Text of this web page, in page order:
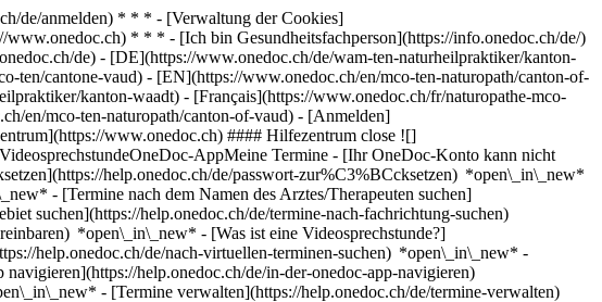
de/anmelden) * * * - [Verwaltung der Cookies]
* * * - [Ich bin Gesundheitsfachperson](https://info.onedoc.ch/de/)
de) - [DE](https://www.onedoc.ch/de/wam-ten-naturheilpraktiker/kanton-
ten/cantone-vaud) - [EN](https://www.onedoc.ch/en/mco-ten-naturopath/canton-of-
kanton-waadt) - [Français](https://www.onedoc.ch/fr/naturopathe-mco-
en/mco-ten-naturopath/canton-of-vaud) - [Anmelden]
www.onedoc.ch) #### Hilfezentrum close ![]
AppMeine Termine - [Ihr OneDoc-Konto kann nicht
help.onedoc.ch/de/passwort-zur%C3%BCcksetzen) *open\_in\_new*
- [Termine nach dem Namen des Arztes/Therapeuten suchen]
suchen](https://help.onedoc.ch/de/termine-nach-fachrichtung-suchen)
*open\_in\_new* - [Was ist eine Videosprechstunde?]
help.onedoc.ch/de/nach-virtuellen-terminen-suchen) *open\_in\_new* -
help.onedoc.ch/de/in-der-onedoc-app-navigieren)
- [Termine verwalten](https://help.onedoc.ch/de/termine-verwalten) *open\_in\_new* - [Termine absagen](https://help.onedoc.ch/de/online-gebuchte-termine-absagen) *open\_in\_new* - [Ich erhalte keine Terminbestätigung](https://help.onedoc.ch/de/ich-erhalte-keine-terminbest%C3%A4tigung) *open\_in\_new* [Alle unsere Artikel anzeigen *open\_in\_new*](https://help.onedoc.ch/de/) close ## Ihre Suche bearbeiten ![Haus mit Pluszeichen, das anzeigt, dass eine Konsultation vor Ort möglich ist](https://www.onedoc.ch/assets/images/icons/on-site.svg) Vor Ort ![Kamera mit Play-Symbol, die anzeigt, dass eine Konsultation per Video aus der Ferne möglich ist](https://www.onedoc.ch/assets/images/icons/remote.svg) Virtuell Suche #### Fachrichtung #### Gesundheitsfachperson #### Einrichtung edit WAM/TEN Naturheilpraktiker im Kanton Waadt tune Filter Neue Patienten*keyboard\_arrow\_down* - Zugelassen*check\_circle* Gesprochene Sprachen*keyboard\_arrow\_down* - Arabisch*check\_circle* - Deutsch*check\_circle* - Englisch*check\_circle* - Französisch*check\_circle* - Hindi*check\_circle* - Italienisch*check\_circle* - Portugiesisch*check\_circle* - Russisch*check\_circle* - Sanskrit*check\_circle* - Serbisch*check\_circle* - Spanisch*check\_circle* Geschlecht*keyboard\_arrow\_down* - Weiblich*check\_circle* - Männlich*check\_circle* Netzwerk*keyboard\_arrow\_down* - ASCA*check\_circle* - EMR*check\_circle* - NVS*check\_circle* - APTN*check\_circle* Verfügbarkeit*keyboard\_arrow\_down* - Heute*check\_circle* - In den nächsten 3 Tagen*check\_circle* - In den nächsten 7 Tagen*check\_circle* - In den nächsten 14 Tagen*check\_circle* # WAM/TEN Naturheilpraktiker im Kanton Waadt: Buchen Sie heute Ihren Termin online [![Frau Lina Hamayed, WAM/TEN Naturheilpraktikerin in Lausanne](https://assets.onedoc.ch/images/users/37587f923f7451b9c661c929d032f16e74d05afd9f885fc625e099c65d272ba1-small.jpg "Frau Lina Hamayed, WAM/TEN Naturheilpraktikerin in Lausanne")](https://www.onedoc.ch/de/wam-ten-naturheilpraktikerin/lausanne/pcz6n/lina-hamayed) ### [Frau Lina Hamayed](https://www.onedoc.ch/de/wam-ten-naturheilpraktikerin/lausanne/pcz6n/lina-hamayed) ![Abzeichen, das ein verifiziertes Profil kennzeichnet](https://www.onedoc.ch/assets/images/icons/checkmark.svg) [WAM/TEN Naturheilpraktikerin](https://www.onedoc.ch/de/wam-ten-naturheilpraktiker/lausanne) Cabinet de Lina Hamayed Avenue Louis-Ruchonnet 57 1003 Lausanne ![Frau Lina Hamayed ist bei ASCA angeschlossen](https://assets.onedoc.ch/images/networks/logos/496d325fd4282f2f0a46197dd629fd16fcd2d324839e441a2a65aaa74df08a15-small.png)![Frau Lina Hamayed ist bei EMR angeschlossen](https://assets.onedoc.ch/images/networks/logos/a202aabd14cdddb5ff03205af2481fb805645ff903773c55a6c572d22f23762e-small.png) ![Patient mit Pluszeichen, der anzeigt, dass neue Patienten angenommen werden](https://www.onedoc.ch/assets/images/icons/new-patients.svg)Akzeptiert neue Patienten [Termin buchen](https://www.onedoc.ch/de/wam-ten-naturheilpraktikerin/lausanne/pcz6n/lina-hamayed) *chevron\_left* Mo. 03 Aug. *chevron\_right* Mehr Termine anzeigen *error\_outline* Beim Laden der Verfügbarkeiten ist ein Fehler aufgetreten [Erneut versuchen](https://www.onedoc.ch) [![Frau Sangeeta Ambavat, Ayurveda Pflanzen Therapeutin in Nyon](https://assets.onedoc.ch/images/users/eaaeb9396c5a8f8dadda6f13cbed975cacf98267e538c3b137d1146ee1806f88-small.png "Frau Sangeeta Ambavat, Ayurveda Pflanzen Therapeutin in Nyon")](https://www.onedoc.ch/de/ayurveda-pflanzen-therapeutin/nyon/pc3nd/sangeeta-ambavat) ### [Frau Sangeeta Ambavat](https://www.onedoc.ch/de/ayurveda-pflanzen-therapeutin/nyon/pc3nd/sangeeta-ambavat) ![Abzeichen, das ein verifiziertes Profil kennzeichnet](https://www.onedoc.ch/assets/images/icons/checkmark.svg) [Ayurveda Pflanzen Therapeutin](https://www.onedoc.ch/de/ayurveda-pflanzentherapeut/nyon), [WAM/TEN Naturheilpraktikerin](https://www.onedoc.ch/de/wam-ten-naturheilpraktiker/nyon) Cabinet Ayubliss Nyon Place de la Gare 1 1260 Nyon ![Frau Sangeeta Ambavat ist bei ASCA angeschlossen](https://assets.onedoc.ch/images/networks/logos/496d325fd4282f2f0a46197dd629fd16fcd2d324839e441a2a65aaa74df08a15-small.png)![Frau Sangeeta Ambavat ist bei EMR angeschlossen](https://assets.onedoc.ch/images/networks/logos/a202aabd14cdddb5ff03205af2481fb805645ff903773c55a6c572d22f23762e-small.png) ![Patient mit Pluszeichen, der anzeigt, dass neue Patienten angenommen werden](https://www.onedoc.ch/assets/images/icons/new-patients.svg)Akzeptiert neue Patienten [Termin buchen](https://www.onedoc.ch/de/ayurveda-pflanzen-therapeutin/nyon/pc3nd/sangeeta-ambavat) *chevron\_left* Mo. 03 Aug. *chevron\_right* Mehr Termine anzeigen *error\_outline* Beim Laden der Verfügbarkeiten ist ein Fehler aufgetreten [Erneut versuchen](https://www.onedoc.ch) [![Frau Angela Patricot, WAM/TEN Naturheilpraktikerin in Lausanne](https://assets.onedoc.ch/images/users/04a40a9aee66e5ca4cc1e84236619b4043c45eb692bfe0729f81d6666949e39d-small.png "Frau Angela Patricot, WAM/TEN Naturheilpraktikerin in Lausanne")](https://www.onedoc.ch/de/wam-ten-naturheilpraktikerin/lausanne/pcsnm/angela-patricot) ### [Frau Angela Patricot](https://www.onedoc.ch/de/wam-ten-naturheilpraktikerin/lausanne/pcsnm/angela-patricot) ![Abzeichen, das ein verifiziertes Profil kennzeichnet](https://www.onedoc.ch/assets/images/icons/checkmark.svg) [WAM/TEN Naturheilpraktikerin](https://www.onedoc.ch/de/wam-ten-naturheilpraktiker/lausanne) Cabinet de naturopathie Chemin des Croix-Rouges 2 1007 Lausanne ![Frau Angela Patricot ist bei ASCA angeschlossen](https://assets.onedoc.ch/images/networks/logos/496d325fd4282f2f0a46197dd629fd16fcd2d324839e441a2a65aaa74df08a15-small.png)![Frau Angela Patricot ist bei EMR angeschlossen](https://assets.onedoc.ch/images/networks/logos/a202aabd14cdddb5ff03205af2481fb805645ff903773c55a6c572d22f23762e-small.png) ![Patient mit Pluszeichen, der anzeigt, dass neue Patienten angenommen werden](https://www.onedoc.ch/assets/images/icons/new-patients.svg)Akzeptiert neue Patienten [Termin buchen](https://www.onedoc.ch/de/wam-ten-naturheilpraktikerin/lausanne/pcsnm/angela-patricot) *chevron\_left* Mo. 03 Aug. *chevron\_right* Mehr Termine anzeigen *error\_outline* Beim Laden der Verfügbarkeiten ist ein Fehler aufgetreten [Erneut versuchen](https://www.onedoc.ch) [![Frau Sonia Foglietta-Schopfer, WAM/TEN Naturheilpraktikerin mit staatlicher Anerkennung in Prilly](https://assets.onedoc.ch/images/users/79d872fa1338b135675ebb654475e799fda0cc82ffbc901473272f95e5c510e3-small.jpg "Frau Sonia Foglietta-Schopfer, WAM/TEN Naturheilpraktikerin mit staatlicher Anerkennung in Prilly")](https://www.onedoc.ch/de/wam-ten-naturheilpraktikerin-mit-staatlicher-anerkennung/prilly/pcv1h/sonia-foglietta-schopfer) ### [Frau Sonia Foglietta-Schopfer](https://www.onedoc.ch/de/wam-ten-naturheilpraktikerin-mit-staatlicher-anerkennung/prilly/pcv1h/sonia-foglietta-schopfer) ![Abzeichen, das ein verifiziertes Profil kennzeichnet](https://www.onedoc.ch/assets/images/icons/checkmark.svg) [WAM/TEN Naturheilpraktikerin mit staatlicher Anerkennung](https://www.onedoc.ch/de/wam-ten-naturheilpraktiker-mit-staatlicher-anerkennung/prilly), [WAM/TEN Naturheilpraktikerin](https://www.onedoc.ch/de/wam-ten-naturheilpraktiker/prilly) Cabinet de Mme Foglietta-Schopfer Route de Cossonay 28B 1008 Prilly ![Frau Sonia Foglietta-Schopfer ist bei ASCA angeschlossen](https://assets.onedoc.ch/images/networks/logos/496d325fd4282f2f0a46197dd629fd16fcd2d324839e441a2a65aaa74df08a15-small.png)![Frau Sonia Foglietta-Schopfer ist bei EMR angeschlossen](https://assets.onedoc.ch/images/networks/logos/a202aabd14cdddb5ff03205af2481fb805645ff903773c55a6c572d22f23762e-small.png)![Frau Sonia Foglietta-Schopfer ist bei NVS angeschlossen](https://assets.onedoc.ch/images/networks/logos/9a2241fd4e36c4b6fa68d6b2b5a7d8e03f1311a3e91f86936a143e15035d5cb6-small.png) ![Patient mit Pluszeichen, der anzeigt, dass neue Patienten angenommen werden](https://www.onedoc.ch/assets/images/icons/new-patients.svg)Akzeptiert neue Patienten [Termin buchen](https://www.onedoc.ch/de/wam-ten-naturheilpraktikerin-mit-staatlicher-anerkennung/prilly/pcv1h/sonia-foglietta-schopfer) *chevron\_left* Mo. 03 Aug. *chevron\_right* Mehr Termine anzeigen *error\_outline* Beim Laden der Verfügbarkeiten ist ein Fehler aufgetreten [Erneut versuchen](https://www.onedoc.ch) [![Frau Christine Dennis, WAM/TEN Naturheilpraktikerin mit staatlicher Anerkennung in Founex](https://assets.onedoc.ch/images/users/d8423d287cc88bf8cdfc1f219d684e92a4839c0ce4793ad53e29c6ac6a1a378d-small.png "Frau Christine Dennis, WAM/TEN Naturheilpraktikerin mit staatlicher Anerkennung in Founex")](https://www.onedoc.ch/de/wam-ten-naturheilpraktikerin-mit-staatlicher-anerkennung/founex/pct3e/christine-dennis) ### [Frau Christine Dennis](https://www.onedoc.ch/de/wam-ten-naturheilpraktikerin-mit-staatlicher-anerkennung/founex/pct3e/christine-dennis) ![Abzeichen, das ein verifiziertes Profil kennzeichnet](https://www.onedoc.ch/assets/images/icons/checkmark.svg) [WAM/TEN Naturheilpraktikerin mit staatlicher Anerkennung](https://www.onedoc.ch/de/wam-ten-naturheilpraktiker-mit-staatlicher-anerkennung/founex), [WAM/TEN Naturheilpraktikerin](https://www.onedoc.ch/de/wam-ten-naturheilpraktiker/founex) Cabinet de Christine Dennis | Dynamic Nature Chemin des Grandes Vignes 11 1297 Founex ![Frau Christine Dennis ist bei EMR angeschlossen](https://assets.onedoc.ch/images/networks/logos/a202aabd14cdddb5ff03205af2481fb805645ff903773c55a6c572d22f23762e-small.png)![Frau Christine Dennis ist bei APTN angeschlossen](https://assets.onedoc.ch/images/networks/logos/acc17c8b8dc440ad01d2aa3030ef85b08b0379c84d0e86cfe5402c471516a0c9-small.png) ![Patient mit Pluszeichen, der anzeigt, dass neue Patienten angenommen werden](https://www.onedoc.ch/assets/images/icons/new-patients.svg)Akzeptiert neue Patienten [Termin buchen](https://www.onedoc.ch